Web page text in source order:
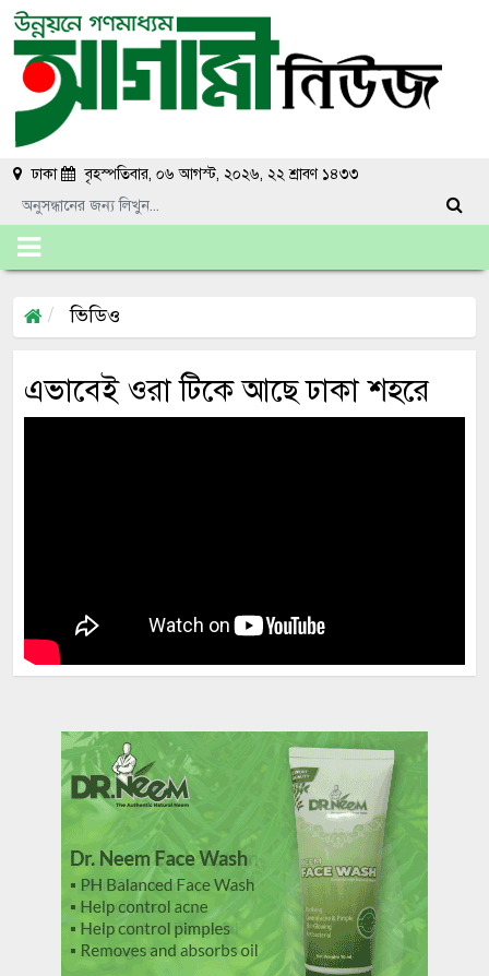
ঢাকা বৃহস্পতিবার, ০৬ আগস্ট, ২০২৬, ২২ শ্রাবণ ১৪৩৩
ভিডিও
এভাবেই ওরা টিকে আছে ঢাকা শহরে